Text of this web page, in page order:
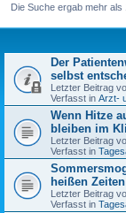
Die Suche ergab mehr als
Der
selbst
Letzter Beitrag
Verfasst in Arzt-
Wenn Hitze
bleiben im
Letzter Beitrag
Verfasst in
heißen Zeiten
Letzter Beitrag
Verfasst in